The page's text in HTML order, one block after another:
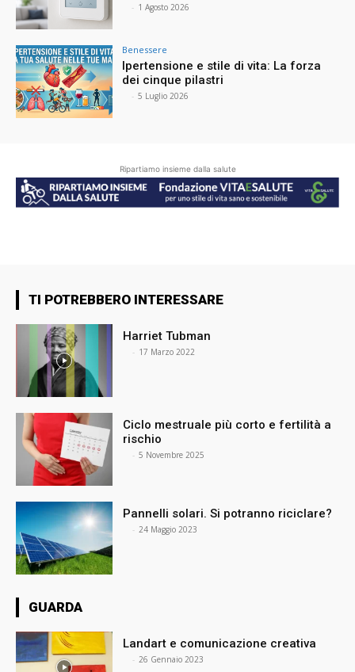
- 1 Agosto 2026
Benessere
Ipertensione e stile di vita: La forza
dei cinque pilastri
- 5 Luglio 2026
Ripartiamo insieme dalla salute
TI POTREBBERO INTERESSARE
Harriet Tubman
- 17 Marzo 2022
Ciclo mestruale più corto e fertilità a
rischio
- 5 Novembre 2025
Pannelli solari. Si potranno riciclare?
- 24 Maggio 2023
GUARDA
Landart e comunicazione creativa
- 26 Gennaio 2023